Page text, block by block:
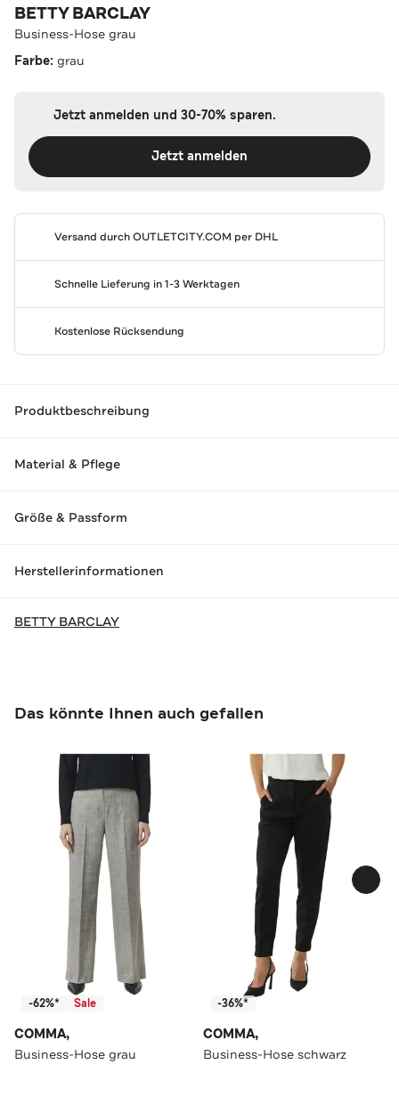
BETTY BARCLAY
Business-Hose grau
Farbe: grau
Jetzt anmelden und 30-70% sparen.
Jetzt anmelden
Versand durchOUTLETCITY.COM per DHL
Schnelle Lieferung in 1-3 Werktagen
Kostenlose Rücksendung
Produktbeschreibung
Material & Pflege
Größe & Passform
Herstellerinformationen
BETTY BARCLAY
Das könnte Ihnen auch gefallen
-62%* Sale
COMMA,
Business-Hose grau
-36%*
COMMA,
Business-Hose schwarz